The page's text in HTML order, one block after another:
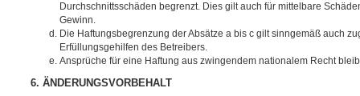
Durchschnittsschäden begrenzt. Dies gilt auch für mittelbare
Gewinn.
Die Haftungsbegrenzung der Absätze a bis c gilt sinngemäß auch
Erfüllungsgehilfen des Betreibers.
Ansprüche für eine Haftung aus zwingendem nationalem Recht
6. ÄNDERUNGSVORBEHALT